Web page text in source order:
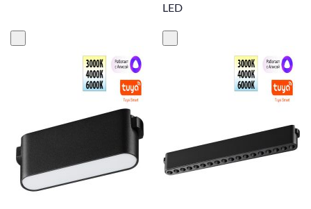
LED